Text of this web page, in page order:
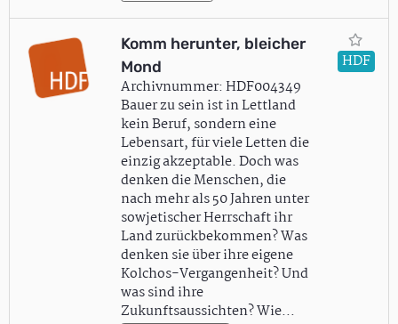
Komm herunter, bleicher
Mond
Archivnummer: HDF004349
Bauer zu sein ist in Lettland
kein Beruf, sondern eine
Lebensart, für viele Letten die
einzig akzeptable. Doch was
denken die Menschen, die
nach mehr als 50 Jahren unter
sowjetischer Herrschaft ihr
Land zurückbekommen? Was
denken sie über ihre eigene
Kolchos-Vergangenheit? Und
was sind ihre
Zukunftsaussichten? Wie…
HDF